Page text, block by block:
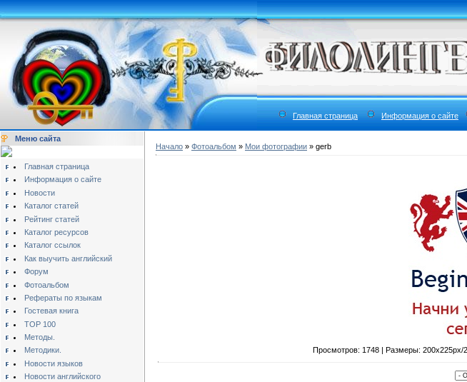
Главная страница Информация о сайте
Меню сайта
Главная страница
Информация о сайте
Новости
Каталог статей
Рейтинг статей
Каталог ресурсов
Каталог ссылок
Как выучить английский
Форум
Фотоальбом
Рефераты по языкам
Гостевая книга
TOP 100
Методы.
Методики.
Новости языков
Новости английского
Начало » Фотоальбом » Мои фотографии » gerb
Просмотров: 1748 | Размеры: 200x225px/